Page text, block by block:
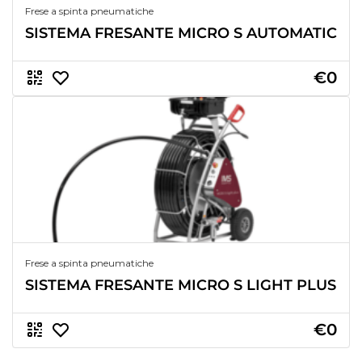
Frese a spinta pneumatiche
SISTEMA FRESANTE MICRO S AUTOMATIC
€0
Frese a spinta pneumatiche
SISTEMA FRESANTE MICRO S LIGHT PLUS
€0